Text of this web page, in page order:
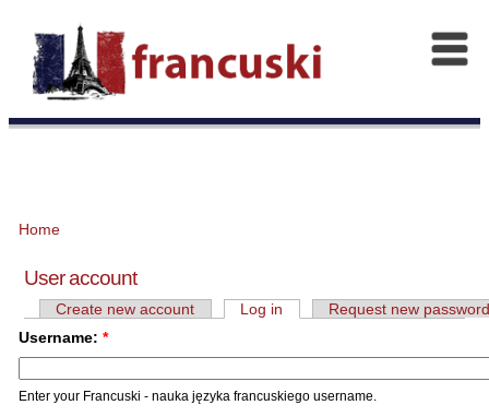
Home
User account
Create new account Log in
Request new
Username: *
Enter your Francuski - nauka języka francuskiego username.